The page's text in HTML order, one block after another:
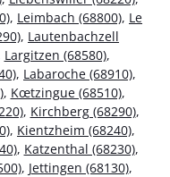
, Leimbach (68800), Le
, Lautenbachzell
Largitzen (68580),
, Labaroche (68910),
, Kœtzingue (68510),
, Kirchberg (68290),
, Kientzheim (68240),
, Katzenthal (68230),
, Jettingen (68130),